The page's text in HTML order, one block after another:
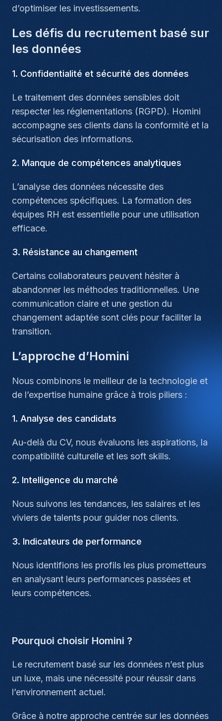
d’optimiser les investissements.
Les défis du recrutement basé sur
les données
1. Confidentialité et sécurité des données
Le traitement des données sensibles doit
respecter les réglementations (RGPD). Homini
accompagne ses clients dans la conformité et la
sécurisation des informations.
2. Manque de compétences analytiques
L’analyse des données nécessite des
compétences spécifiques. La formation des
équipes RH est essentielle pour une utilisation
efficace.
3. Résistance au changement
Certains collaborateurs peuvent hésiter à
abandonner les méthodes traditionnelles. Une
communication claire et une gestion du
changement adaptée sont clés pour faciliter la
transition.
L’approche d’Homini
Nous combinons le meilleur de la technologie et
de l’expertise humaine grâce à trois piliers :
1. Analyse des candidats
Au-delà du CV, nous évaluons les aspirations, la
compatibilité culturelle et les soft skills.
2. Intelligence du marché
Nous suivons les tendances, les salaires et les
viviers de talents pour guider nos clients.
3. Indicateurs de performance
Nous identifions les profils les plus prometteurs
en analysant leurs performances passées et
leurs compétences.
Pourquoi choisir Homini ?
Le recrutement basé sur les données n’est plus
un luxe, mais une nécessité pour réussir dans
l’environnement actuel.
Grâce à notre approche centrée sur les données